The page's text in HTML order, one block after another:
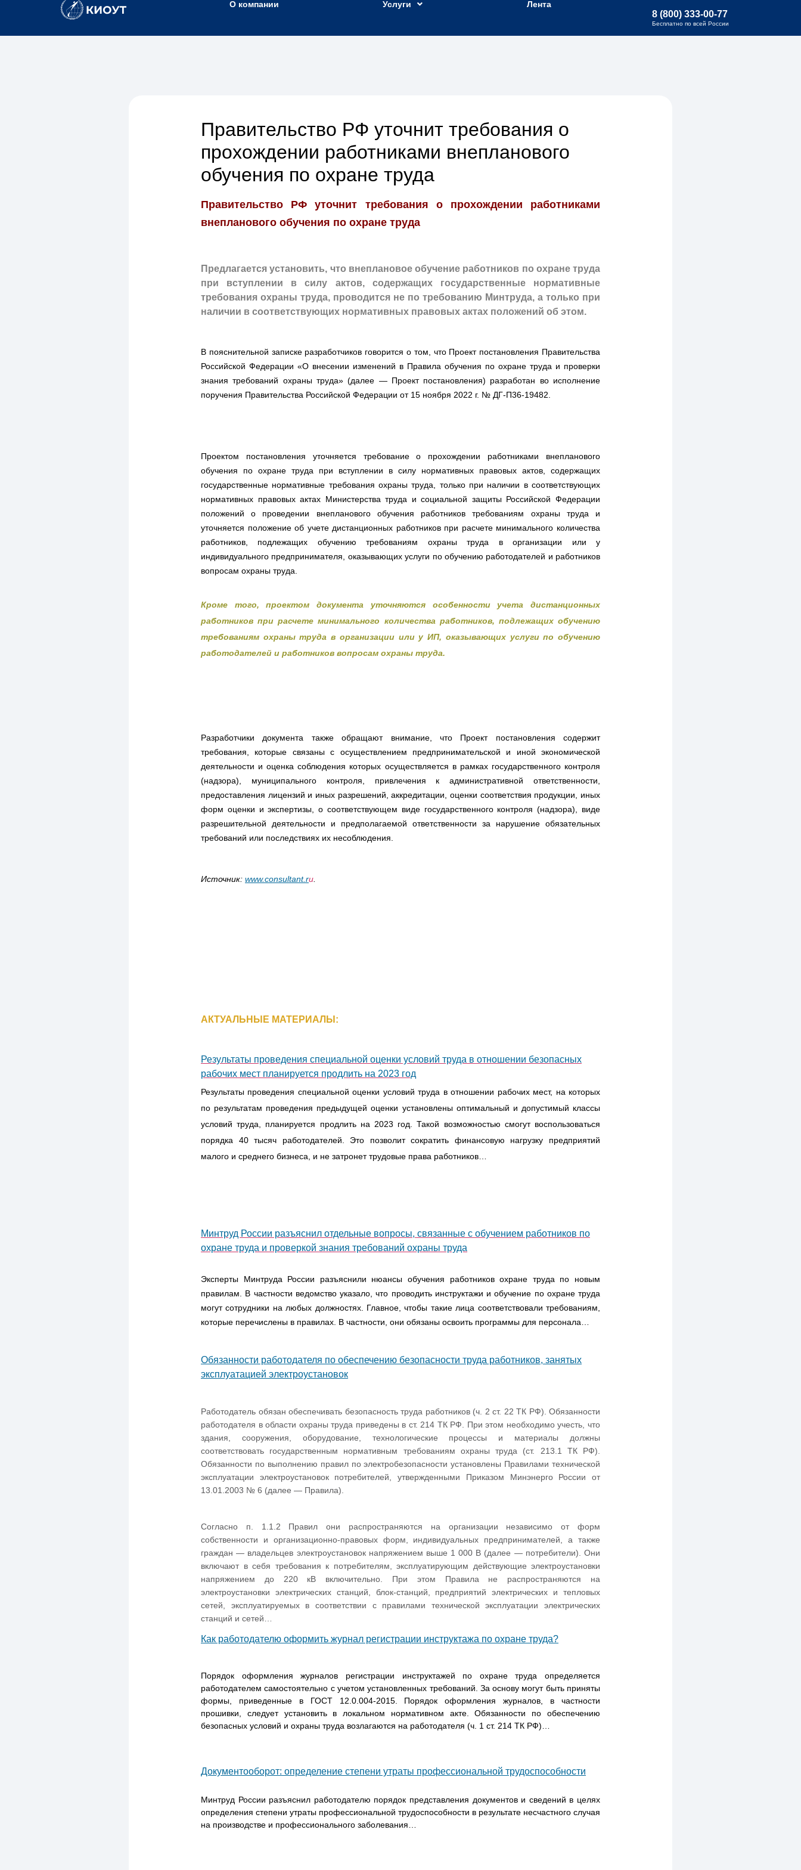
О компании Услуги Лента
8 (800) 333-00-77
Бесплатно по всей России
Правительство РФ уточнит требования о
прохождении работниками внепланового
обучения по охране труда
Правительство РФ уточнит требования о прохождении работниками
внепланового обучения по охране труда
Предлагается установить, что внеплановое обучение работников по охране труда
при вступлении в силу актов, содержащих государственные нормативные
требования охраны труда, проводится не по требованию Минтруда, а только при
наличии в соответствующих нормативных правовых актах положений об этом.
В пояснительной записке разработчиков говорится о том, что Проект постановления Правительства
Российской Федерации «О внесении изменений в Правила обучения по охране труда и проверки
знания требований охраны труда» (далее —Проект постановления) разработан во исполнение
поручения Правительства Российской Федерации от 15 ноября 2022 г. № ДГ-П36-19482.
Проектом постановления уточняется требование о прохождении работниками внепланового
обучения по охране труда при вступлении в силу нормативных правовых актов, содержащих
государственные нормативные требования охраны труда, только при наличии в соответствующих
нормативных правовых актах Министерства труда и социальной защиты Российской Федерации
положений о проведении внепланового обучения работников требованиям охраны труда и
уточняется положение об учете дистанционных работников при расчете минимального количества
работников, подлежащих обучению требованиям охраны труда в организации или у
индивидуального предпринимателя, оказывающих услуги по обучению работодателей и работников
вопросам охраны труда.
Кроме того, проектом документа уточняются особенности учета дистанционных
работников при расчете минимального количества работников, подлежащих обучению
требованиям охраны труда в организации или у ИП, оказывающих услуги по обучению
работодателей и работников вопросам охраны труда.
Разработчики документа также обращают внимание, что Проект постановления содержит
требования, которые связаны с осуществлением предпринимательской и иной экономической
деятельности и оценка соблюдения которых осуществляется в рамках государственного контроля
(надзора), муниципального контроля, привлечения к административной ответственности,
предоставления лицензий и иных разрешений, аккредитации, оценки соответствия продукции, иных
форм оценки и экспертизы, о соответствующем виде государственного контроля (надзора), виде
разрешительной деятельности и предполагаемой ответственности за нарушение обязательных
требований или последствиях их несоблюдения.
Источник: www.consultant.ru
АКТУАЛЬНЫЕ МАТЕРИАЛЫ:
Результаты проведения специальной оценки условий труда в отношении безопасных
рабочих мест планируется продлить на 2023 год
Результаты проведения специальной оценки условий труда в отношении рабочих мест, на которых
по результатам проведения предыдущей оценки установлены оптимальный и допустимый классы
условий труда, планируется продлить на 2023 год. Такой возможностью смогут воспользоваться
порядка 40 тысяч работодателей. Это позволит сократить финансовую нагрузку предприятий
малого и среднего бизнеса, и не затронет трудовые права работников…
Минтруд России разъяснил отдельные вопросы, связанные с обучением работников по
охране труда и проверкой знания требований охраны труда
Эксперты Минтруда России разъяснили нюансы обучения работников охране труда по новым
правилам. В частности ведомство указало, что проводить инструктажи и обучение по охране труда
могут сотрудники на любых должностях. Главное, чтобы такие лица соответствовали требованиям,
которые перечислены в правилах. В частности, они обязаны освоить программы для персонала…
Обязанности работодателя по обеспечению безопасности труда работников, занятых
эксплуатацией электроустановок
Работодатель обязан обеспечивать безопасность труда работников (ч. 2 ст. 22 ТК РФ). Обязанности
работодателя в области охраны труда приведены в ст. 214 ТК РФ. При этом необходимо учесть, что
здания, сооружения, оборудование, технологические процессы и материалы должны
соответствовать государственным нормативным требованиям охраны труда (ст. 213.1 ТК РФ).
Обязанности по выполнению правил по электробезопасности установлены Правилами технической
эксплуатации электроустановок потребителей, утвержденными Приказом Минэнерго России от
13.01.2003 № 6 (далее — Правила).
Согласно п. 1.1.2 Правил они распространяются на организации независимо от форм
собственности и организационно-правовых форм, индивидуальных предпринимателей, а также
граждан — владельцев электроустановок напряжением выше 1 000 В (далее — потребители). Они
включают в себя требования к потребителям, эксплуатирующим действующие электроустановки
напряжением до 220 кВ включительно. При этом Правила не распространяются на
электроустановки электрических станций, блок-станций, предприятий электрических и тепловых
сетей, эксплуатируемых в соответствии с правилами технической эксплуатации электрических
станций и сетей…
Как работодателю оформить журнал регистрации инструктажа по охране труда?
Порядок оформления журналов регистрации инструктажей по охране труда определяется
работодателем самостоятельно с учетом установленных требований. За основу могут быть приняты
формы, приведенные в ГОСТ 12.0.004-2015. Порядок оформления журналов, в частности
прошивки, следует установить в локальном нормативном акте. Обязанности по обеспечению
безопасных условий и охраны труда возлагаются на работодателя (ч. 1 ст. 214 ТК РФ)…
Документооборот: определение степени утраты профессиональной трудоспособности
Минтруд России разъяснил работодателю порядок представления документов и сведений в целях
определения степени утраты профессиональной трудоспособности в результате несчастного случая
на производстве и профессионального заболевания…